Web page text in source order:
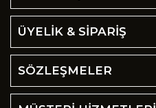
ÜYELİK & SİPARİŞ
SÖZLEŞMELER